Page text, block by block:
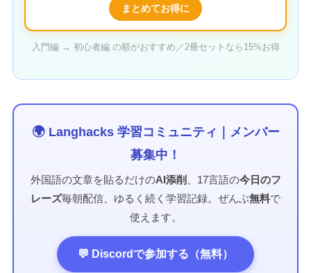
まとめてお得に
入門編 → 初心者編 の順がおすすめ／2冊セットなら15%お得
🌍 Langhacks 学習コミュニティ｜メンバー
募集中！
外国語の文章を貼るだけのAI添削 、17言語の今日のフ
レーズ毎朝配信、ゆるく続く学習記録。ぜんぶ無料で
使えます。
💬 Discordで参加する（無料）